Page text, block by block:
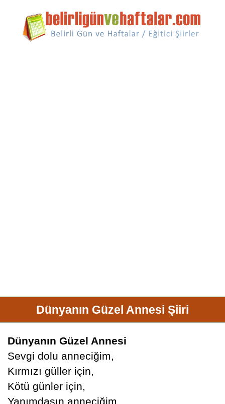
Dünyanın Güzel Annesi Şiiri
Dünyanın Güzel Annesi
Sevgi dolu anneciğim,
Kırmızı güller için,
Kötü günler için,
Yanımdasın anneciğim.